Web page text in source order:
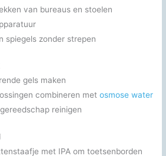
van bureaus en stoelen
spiegels zonder strepen
gels maken
combineren metosmose water
reinigen
met IPA om toetsenborden